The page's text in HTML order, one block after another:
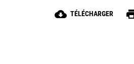
cloud_download TÉLÉCHARGER